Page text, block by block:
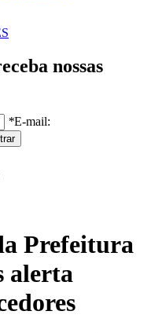
nossas
*E-mail:
Prefeitura
alerta